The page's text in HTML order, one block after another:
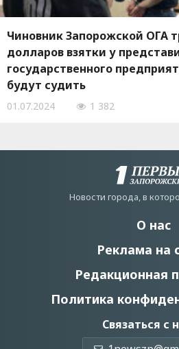
Чиновник Запорожской ОГА
долларов взятки у
государственного
будут судить
01.07.2024 1 382
Новости города, в
О нас
Реклама на
Редакционная
Политика
Связаться с